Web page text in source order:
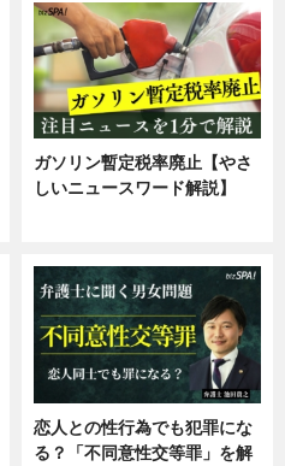
ガソリン暫定税率廃止【やさ
しいニュースワード解説】
恋人との性行為でも犯罪にな
る？「不同意性交等罪」を解